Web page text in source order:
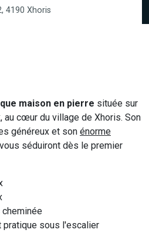
4190 Xhoris
maison en pierre située sur
au cœur du village de Xhoris. Son
généreux et son énorme
vous séduiront dès le premier
pratique sous l'escalier